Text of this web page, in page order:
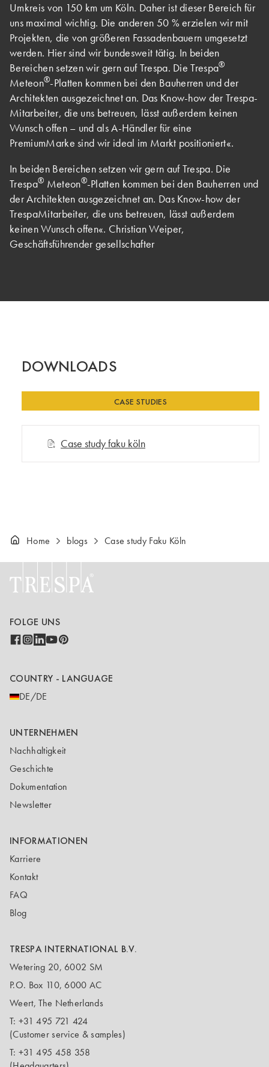
Umkreis von 150 km um Köln. Daher ist dieser Bereich für
uns maximal wichtig. Die anderen 50 % erzielen wir mit
Projekten, die von größeren Fassadenbauern umgesetzt
werden. Hier sind wir bundesweit tätig. In beiden
Bereichen setzen wir gern auf Trespa. Die Trespa®
Meteon®-Platten kommen bei den Bauherren und der
Architekten ausgezeichnet an. Das Know-how der Trespa-
Mitarbeiter, die uns betreuen, lässt außerdem keinen
Wunsch offen – und als A-Händler für eine
PremiumMarke sind wir ideal im Markt positioniert«.
In beiden Bereichen setzen wir gern auf Trespa. Die
Trespa® Meteon®-Platten kommen bei den Bauherren und
der Architekten ausgezeichnet an. Das Know-how der
TrespaMitarbeiter, die uns betreuen, lässt außerdem
keinen Wunsch offen«. Christian Weiper,
Geschäftsführender gesellschafter
DOWNLOADS
CASE STUDIES
Case study faku köln
Home blogs Case study Faku Köln
FOLGE UNS
COUNTRY - LANGUAGE
DE/DE
UNTERNEHMEN
Nachhaltigkeit
Geschichte
Dokumentation
Newsletter
INFORMATIONEN
Karriere
Kontakt
FAQ
Blog
TRESPA INTERNATIONAL B.V.
Wetering 20, 6002 SM
P.O. Box 110, 6000 AC
Weert, The Netherlands
T: +31 495 721 424
(Customer service & samples)
T: +31 495 458 358